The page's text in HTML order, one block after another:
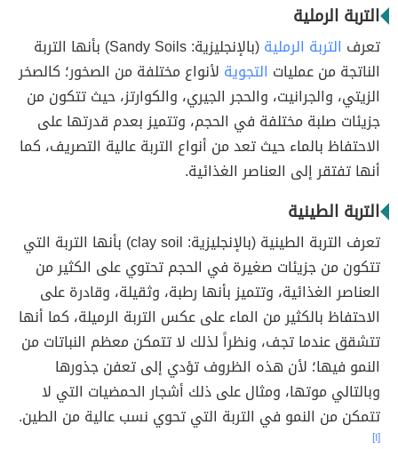
التربة الرملية
تعرف التربة الرملية
(بالإنجليزية: Sandy Soils) بأنها التربة
الناتجة من عمليات التجوية لأنواع مختلفة من الصخور؛ كالصخر
الزيتي، والجرانيت، والحجر الجيري، والكوارتز، حيث تتكون من
جزيئات صلبة مختلفة في الحجم، وتتميز بعدم قدرتها على
الاحتفاظ بالماء حيث تعد من أنواع التربة عالية التصريف، كما
أنها تفتقر إلى العناصر الغذائية.
التربة الطينية
تعرف التربة الطينية (بالإنجليزية: clay soil) بأنها التربة التي
تتكون من جزيئات صغيرة في الحجم تحتوي على الكثير من
العناصر الغذائية، وتتميز بأنها رطبة، وثقيلة، وقادرة على
الاحتفاظ بالكثير من الماء على عكس التربة الرميلة، كما أنها
تتشقق عندما تجف، ونظراً لذلك لا تتمكن معظم النباتات من
النمو فيها؛ لأن هذه الظروف تؤدي إلى تعفن جذورها
وبالتالي موتها، ومثال على ذلك أشجار الحمضيات التي لا
تتمكن من النمو في التربة التي تحوي نسب عالية من الطين.
[١]